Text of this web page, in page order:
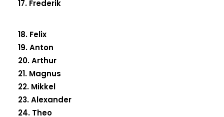
17. Frederik
18. Felix
19. Anton
20. Arthur
21. Magnus
22. Mikkel
23. Alexander
24. Theo